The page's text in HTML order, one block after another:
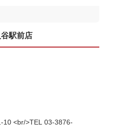
駅前店
10 <br/>TEL 03-3876-